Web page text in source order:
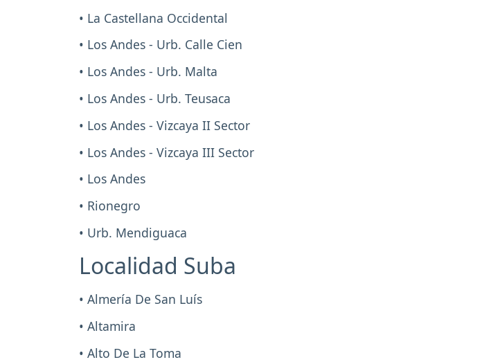
• La Castellana Occidental
• Los Andes - Urb. Calle Cien
• Los Andes - Urb. Malta
• Los Andes - Urb. Teusaca
• Los Andes - Vizcaya II Sector
• Los Andes - Vizcaya III Sector
• Los Andes
• Rionegro
• Urb. Mendiguaca
Localidad Suba
• Almería De San Luís
• Altamira
• Alto De La Toma